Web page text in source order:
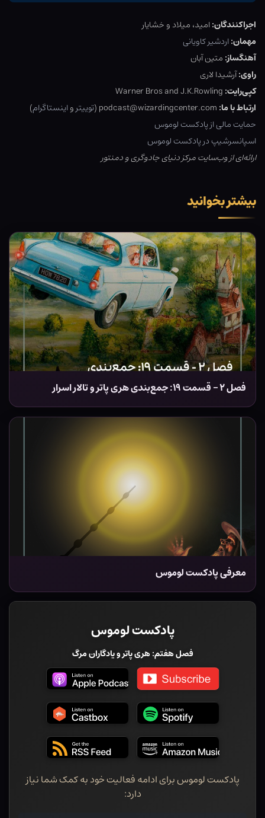
اجراکنندگان:امید، میلاد و خشایار
مهمان:اردشیر کاویانی
آهنگساز: متین آبان
راوی:آرشیدا لاری
کپی‌رایت: Warner Bros and J.K.Rowling
ارتباط با ما: podcast@wizardingcenter.com ( توییترواینستاگرام)
حمایت مالی از پادکست لوموس
اسپانسرشیپ در پادکست لوموس
ارائه‌ای از وب‌سایت مرکز دنیای جادوگری و دمنتور
بیشتر بخوانید
فصل ۲ – قسمت ۱۹: جمع‌بندی هری پاتر و تالار اسرار
معرفی پادکست لوموس
پادکست لوموس
فصل هفتم: هری پاتر و یادگاران مرگ
پادکست لوموس برای ادامه فعالیت خود به کمک شما نیاز
دارد: